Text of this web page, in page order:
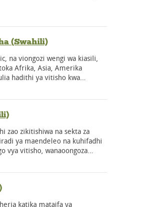
(Swahili)
na viongozi wengi wa kiasili,
Afrika, Asia, Amerika
hadithi ya vitisho kwa…
zao zikitishiwa na sekta za
ya maendeleo na kuhifadhi
vya vitisho, wanaoongoza…
katika mataifa ya